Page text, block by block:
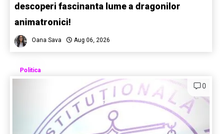
descoperi fascinanta lume a dragonilor
animatronici!
Oana Sava Aug 06, 2026
Politica
0